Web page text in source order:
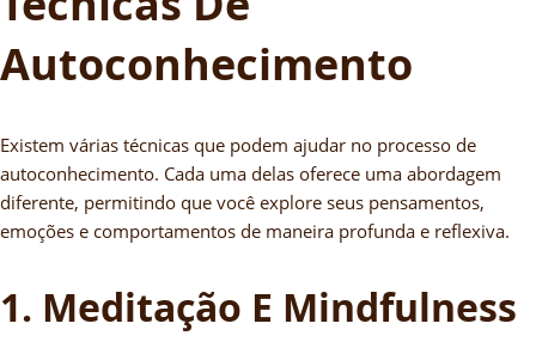
Autoconhecimento
Existem várias técnicas que podem ajudar no processo de
autoconhecimento. Cada uma delas oferece uma abordagem
diferente, permitindo que você explore seus pensamentos,
emoções e comportamentos de maneira profunda e reflexiva.
1. Meditação E Mindfulness